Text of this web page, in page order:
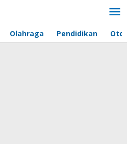
Olahraga Pendidikan